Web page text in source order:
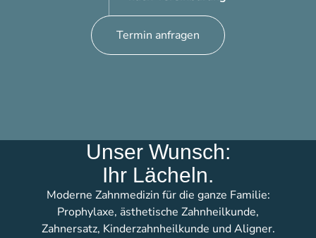
Unser Wunsch:
Ihr Lächeln.
Moderne Zahnmedizin für die ganze Familie:
Prophylaxe, ästhetische Zahnheilkunde,
Zahnersatz, Kinderzahnheilkunde und Aligner.
Termin anfragen